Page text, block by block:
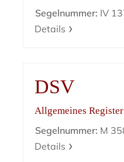
Segelnummer: IV
Details
DSV
Allgemeines
Segelnummer: M
Details